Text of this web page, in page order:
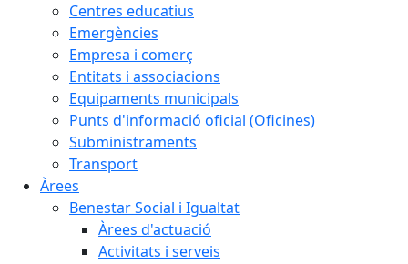
Centres educatius
Emergències
Empresa i comerç
Entitats i associacions
Equipaments municipals
Punts d'informació oficial (Oficines)
Subministraments
Transport
Àrees
Benestar Social i Igualtat
Àrees d'actuació
Activitats i serveis